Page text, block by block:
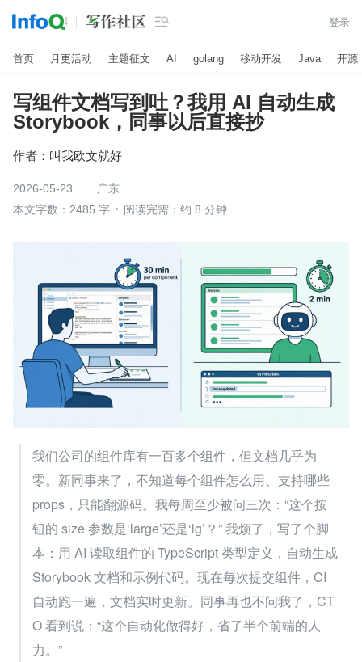
 登录
首页 月更活动 主题征文 AI golang 移动开发 Java 开源
写组件文档写到吐？我用 AI 自动生成
Storybook，同事以后直接抄
作者： 叫我欧文就好
2026-05-23
广东
本文字数：2485 字
阅读完需：约 8 分钟
我们公司的组件库有一百多个组件，但文档几乎为
零。新同事来了，不知道每个组件怎么用、支持哪些
props，只能翻源码。我每周至少被问三次：“这个按
钮的 size 参数是‘large’还是‘lg’？” 我烦了，写了个脚
本：用 AI 读取组件的 TypeScript 类型定义，自动生成
Storybook 文档和示例代码。现在每次提交组件，CI
自动跑一遍，文档实时更新。同事再也不问我了，CT
O 看到说：“这个自动化做得好，省了半个前端的人
力。”